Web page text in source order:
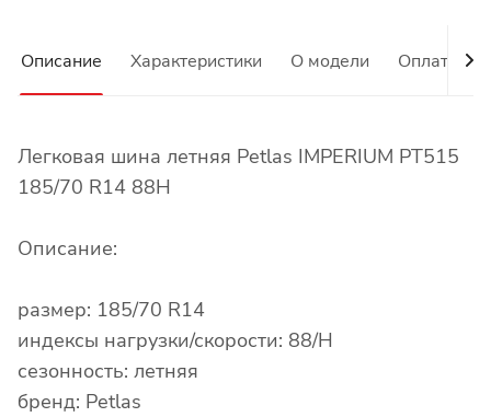
Описание Характеристики О модели Оплата
Легковая шина летняя Petlas IMPERIUM PT515
185/70 R14 88H
Описание:
размер: 185/70 R14
индексы нагрузки/скорости: 88/H
сезонность: летняя
бренд: Petlas